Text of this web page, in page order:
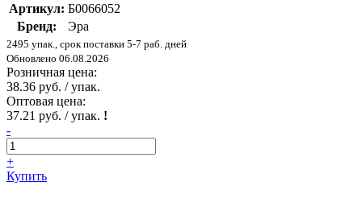
Артикул: Б0066052
Бренд:
Эра
2495 упак., срок поставки 5-7 раб. дней
Обновлено 06.08.2026
Розничная цена:
38.36 руб. / упак.
Оптовая цена:
37.21 руб. / упак. !
-
+
Купить